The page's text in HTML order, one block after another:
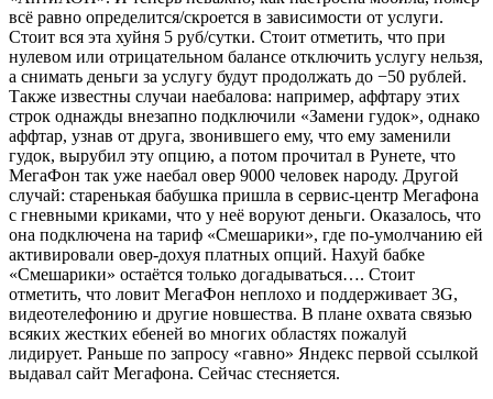
всё равно определится/скроется в зависимости от услуги.
Стоит вся эта хуйня 5 руб/сутки. Стоит отметить, что при
нулевом или отрицательном балансе отключить услугу нельзя,
а снимать деньги за услугу будут продолжать до −50 рублей.
Также известны случаи наебалова: например, аффтару этих
строк однажды внезапно подключили «Замени гудок», однако
аффтар, узнав от друга, звонившего ему, что ему заменили
гудок, вырубил эту опцию, а потом прочитал в Рунете, что
МегаФон так уже наебал овер 9000 человек народу. Другой
случай: старенькая бабушка пришла в сервис-центр Мегафона
с гневными криками, что у неё воруют деньги. Оказалось, что
она подключена на тариф «Смешарики», где по-умолчанию ей
активировали овер-дохуя платных опций. Нахуй бабке
«Смешарики» остаётся только догадываться…. Стоит
отметить, что ловит МегаФон неплохо и поддерживает 3G,
видеотелефонию и другие новшества. В плане охвата связью
всяких жестких ебеней во многих областях пожалуй
лидирует. Раньше по запросу «гавно» Яндекс первой ссылкой
выдавал сайт Мегафона. Сейчас стесняется.